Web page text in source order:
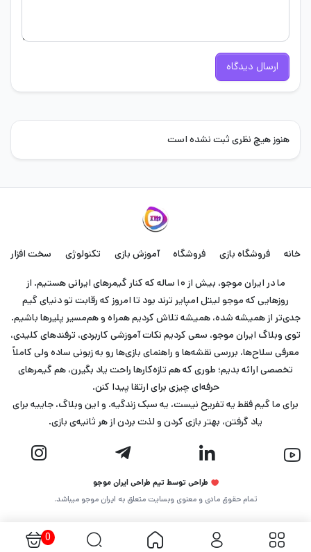
ارسال دیدگاه
هنوز هیچ نظری ثبت نشده است
خانه فروشگاه بازی فروشگاه آموزش بازی تکنولوژی سخت افزار
ما در ایران موجو، بیش از ۱۰ ساله که کنار گیمرهای ایرانی هستیم. از
روزهایی که موجو لیتل امپایر ترند بود تا امروز که رقابت تو دنیای گیم
جدی‌تر از همیشه شده، همیشه تلاش کردیم همراه و هم‌مسیر پلیرها باشیم.
توی وبلاگ ایران موجو، سعی کردیم نکات آموزشی کاربردی، ترفندهای کلیدی،
معرفی سلاح‌ها، بررسی نقشه‌ها و راهنمای بازی‌ها رو به زبونی ساده ولی کاملاً
تخصصی ارائه بدیم؛ طوری که هم تازه‌کارها راحت یاد بگیرن، هم گیمرهای
حرفه‌ای چیزی برای ارتقا پیدا کنن.
برای ما گیم فقط یه تفریح نیست، یه سبک زندگیه. و این وبلاگ، جاییه برای
یاد گرفتن، بهتر بازی کردن و لذت بردن از هر ثانیه‌ی بازی.
طراحی توسط تیم طراحی ایران موجو
تمام حقوق مادی و معنوی وبسایت متعلق به ایران موجو میباشد.
0